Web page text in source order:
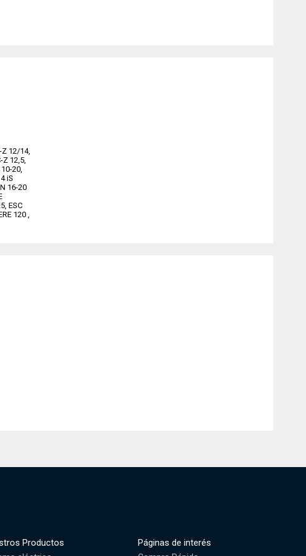
Z 12/14,
12,5,
20,
iS
16-20
ESC
120 ,
Productos Páginas de interés